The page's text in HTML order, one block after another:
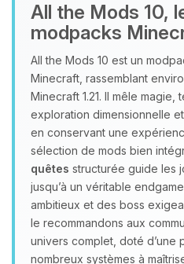
All the Mods 10,
modpacks
All the Mods 10 est un
Minecraft, rassemblant
Minecraft 1.21. Il mêle magie,
exploration dimensionnelle
en conservant une
sélection de mods bien
quêtes structurée guide les
jusqu’à un véritable
ambitieux et des boss
le recommandons aux
univers complet, doté d’une
nombreux systèmes à
parler ! Moi
assistant
petits circuits